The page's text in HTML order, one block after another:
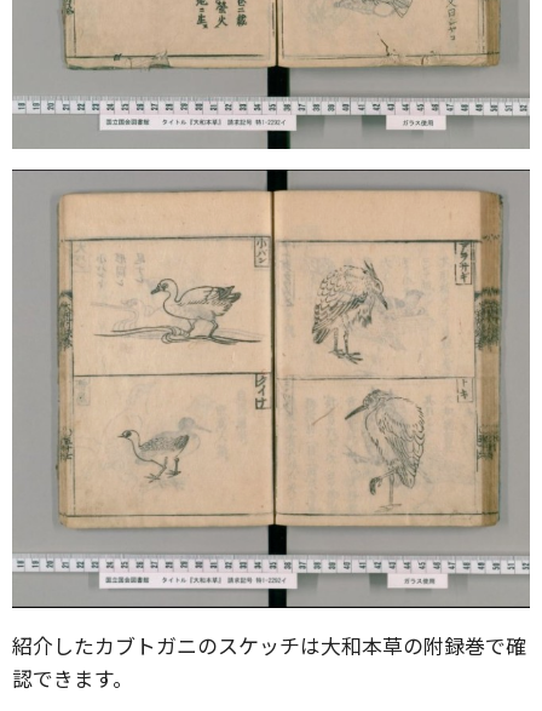
紹介したカブトガニのスケッチは大和本草の附録巻で確
認できます。